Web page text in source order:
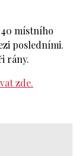
místního
posledními.
rány.
zde.